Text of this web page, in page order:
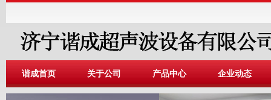
谐成首页 关于公司 产品中心 企业动态